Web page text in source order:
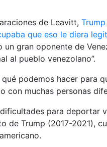
de Leavitt,
que eso le diera
un gran oponente de
al pueblo venezolano”.
podemos hacer para
con muchas personas
para deportar
de Trump (2017-2021),